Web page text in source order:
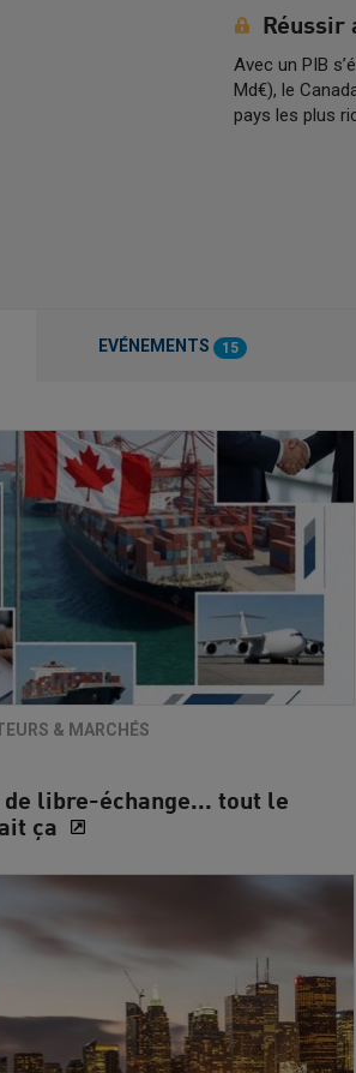
Réussir
Avec un PIB
Md€), le
pays les plus
EVÉNEMENTS 15
& MARCHÉS
de libre-échange... tout le
ça